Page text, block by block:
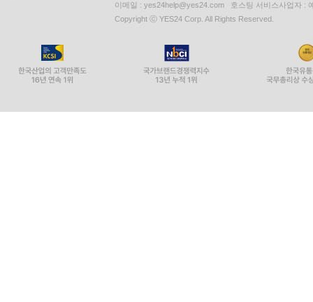
이메일 : yes24help@yes24.com 호스팅 서비스사업자 :
Copyright ⓒ YES24 Corp. All Rights Reserved.